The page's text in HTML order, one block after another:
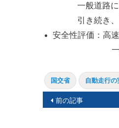
一般道路につ
引き続き、国
安全性評価：高
一般道
国交省 自動走行
投前の記事